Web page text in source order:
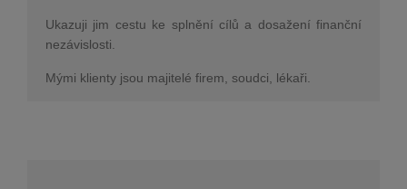
Ukazuji jim cestu ke splnění cílů a dosažení finanční
nezávislosti.
Mými klienty jsou majitelé firem, soudci, lékaři.